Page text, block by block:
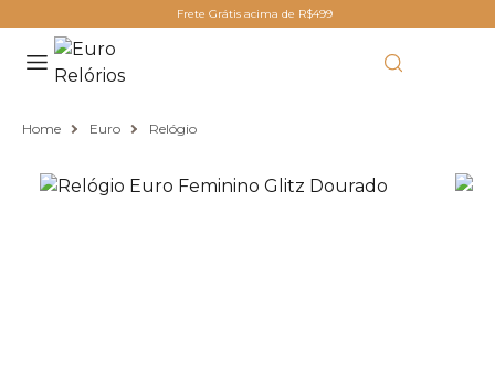
Frete Grátis acima de R$499
Home Euro Relógio